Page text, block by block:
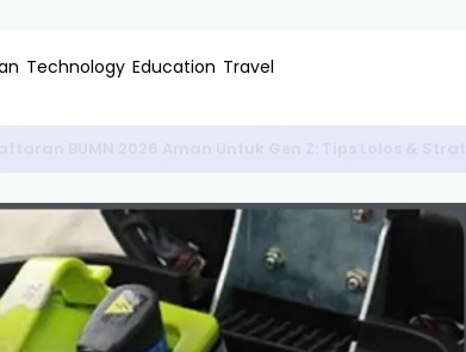
Technology Education Travel